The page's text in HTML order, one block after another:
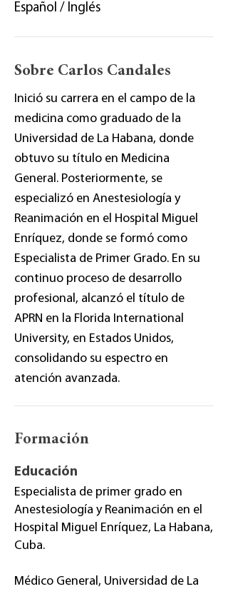
Español / Inglés
Sobre Carlos Candales
Inició su carrera en el campo de la
medicina como graduado de la
Universidad de La Habana, donde
obtuvo su título en Medicina
General. Posteriormente, se
especializó en Anestesiología y
Reanimación en el Hospital Miguel
Enríquez, donde se formó como
Especialista de Primer Grado. En su
continuo proceso de desarrollo
profesional, alcanzó el título de
APRN en la Florida International
University, en Estados Unidos,
consolidando su espectro en
atención avanzada.
Formación
Educación
Especialista de primer grado en
Anestesiología y Reanimación en el
Hospital Miguel Enríquez, La Habana,
Cuba.
Médico General, Universidad de La